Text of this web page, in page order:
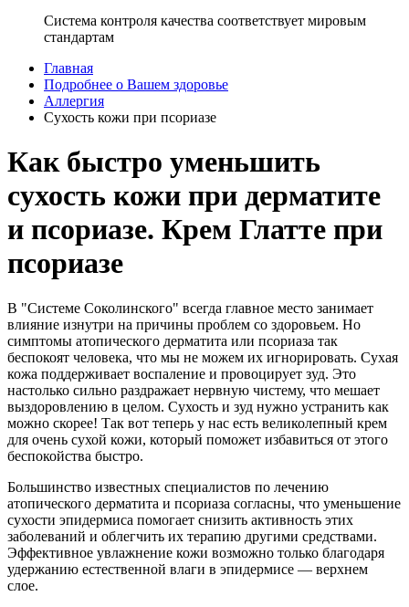
Система контроля качества соответствует мировым
стандартам
Главная
Подробнее о Вашем здоровье
Аллергия
Сухость кожи при псориазе
Как быстро уменьшить
сухость кожи при дерматите
и псориазе. Крем Глатте при
псориазе
В "Системе Соколинского" всегда главное место занимает
влияние изнутри на причины проблем со здоровьем. Но
симптомы атопического дерматита или псориаза так
беспокоят человека, что мы не можем их игнорировать. Сухая
кожа поддерживает воспаление и провоцирует зуд. Это
настолько сильно раздражает нервную чистему, что мешает
выздоровлению в целом. Сухость и зуд нужно устранить как
можно скорее! Так вот теперь у нас есть великолепный крем
для очень сухой кожи, который поможет избавиться от этого
беспокойства быстро.
Большинство известных специалистов по лечению
атопического дерматита и псориаза согласны, что уменьшение
сухости эпидермиса помогает снизить активность этих
заболеваний и облегчить их терапию другими средствами.
Эффективное увлажнение кожи возможно только благодаря
удержанию естественной влаги в эпидермисе — верхнем
слое.